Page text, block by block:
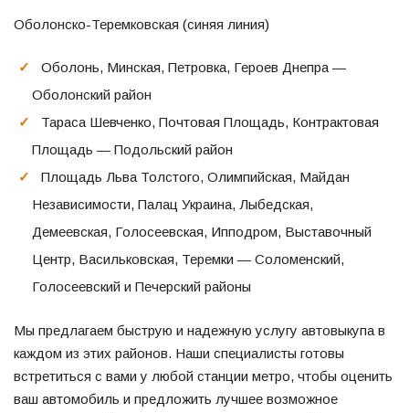
Оболонско-Теремковская (синяя линия)
Оболонь, Минская, Петровка, Героев Днепра —
Оболонский район
Тараса Шевченко, Почтовая Площадь, Контрактовая
Площадь — Подольский район
Площадь Льва Толстого, Олимпийская, Майдан
Независимости, Палац Украина, Лыбедская,
Демеевская, Голосеевская, Ипподром, Выставочный
Центр, Васильковская, Теремки — Соломенский,
Голосеевский и Печерский районы
Мы предлагаем быструю и надежную услугу автовыкупа в
каждом из этих районов. Наши специалисты готовы
встретиться с вами у любой станции метро, чтобы оценить
ваш автомобиль и предложить лучшее возможное